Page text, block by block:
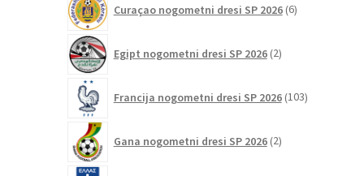
Curaçao nogometni dresi SP 2026 6izdelkov
Egipt nogometni dresi SP 2026 2izdelka
Francija nogometni dresi SP 2026 103izdelki
Gana nogometni dresi SP 2026 2izdelka